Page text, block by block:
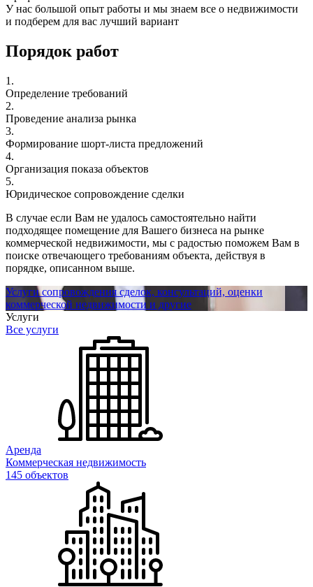
У нас большой опыт работы и мы знаем все о недвижимости
и подберем для вас лучший вариант
Порядок работ
1.
Определение требований
2.
Проведение анализа рынка
3.
Формирование шорт-листа предложений
4.
Организация показа объектов
5.
Юридическое сопровождение сделки
В случае если Вам не удалось самостоятельно найти
подходящее помещение для Вашего бизнеса на рынке
коммерческой недвижимости, мы с радостью поможем Вам в
поиске отвечающего требованиям объекта, действуя в
порядке, описанном выше.
Услуги сопровождения сделок, консультаций, оценки
коммерческой недвижимости и другие
Услуги
Все услуги
Аренда
Коммерческая недвижимость
145 объектов